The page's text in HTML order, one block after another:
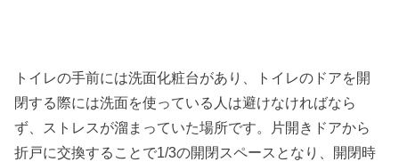
トイレの手前には洗面化粧台があり、トイレのドアを開
閉する際には洗面を使っている人は避けなければなら
ず、ストレスが溜まっていた場所です。片開きドアから
折戸に交換することで1/3の開閉スペースとなり、開閉時